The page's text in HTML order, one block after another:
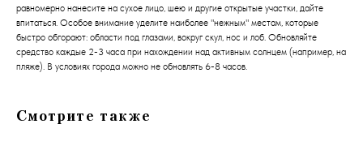
равномерно нанесите на сухое лицо, шею и другие открытые участки, дайте
впитаться. Особое внимание уделите наиболее "нежным" местам, которые
быстро обгорают: области под глазами, вокруг скул, нос и лоб. Обновляйте
средство каждые 2-3 часа при нахождении над активным солнцем (например, на
пляже). В условиях города можно не обновлять 6-8 часов.
Смотрите также